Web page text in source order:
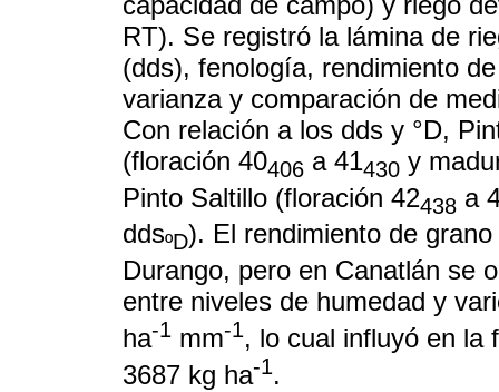
RT). Se registró la lámina de
(dds), fenología, rendimiento
varianza y comparación de
Con relación a los dds y °D,
(floración 40406 a 41430 y
Pinto Saltillo (floración 42438 a
ddsºD). El rendimiento de
Durango, pero en Canatlán se
entre niveles de humedad y
ha-1 mm-1, lo cual influyó en la
3687 kg ha-1.